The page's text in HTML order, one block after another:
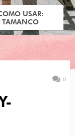
USAR:
TAMANCO
0